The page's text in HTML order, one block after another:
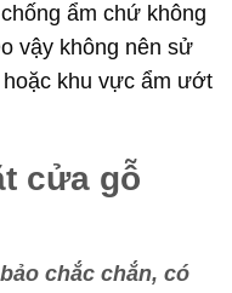
ẩm chứ không
vậy không nên sử
khu vực ẩm ướt
cửa gỗ
chắc chắn, có